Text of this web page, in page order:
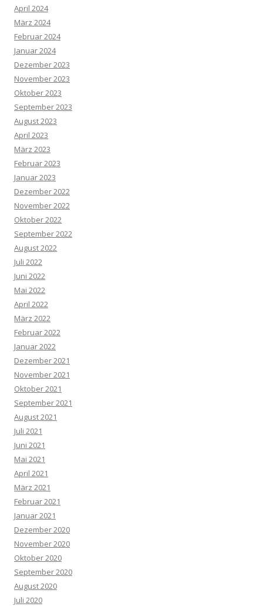
April 2024
März 2024
Februar 2024
Januar 2024
Dezember 2023
November 2023
Oktober 2023
September 2023
August 2023
April 2023
März 2023
Februar 2023
Januar 2023
Dezember 2022
November 2022
Oktober 2022
September 2022
August 2022
Juli 2022
Juni 2022
Mai 2022
April 2022
März 2022
Februar 2022
Januar 2022
Dezember 2021
November 2021
Oktober 2021
September 2021
August 2021
Juli 2021
Juni 2021
Mai 2021
April 2021
März 2021
Februar 2021
Januar 2021
Dezember 2020
November 2020
Oktober 2020
September 2020
August 2020
Juli 2020